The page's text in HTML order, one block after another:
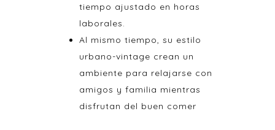
tiempo ajustado en horas
laborales.
Al mismo tiempo, su estilo
urbano-vintage crean un
ambiente para relajarse con
amigos y familia mientras
disfrutan del buen comer